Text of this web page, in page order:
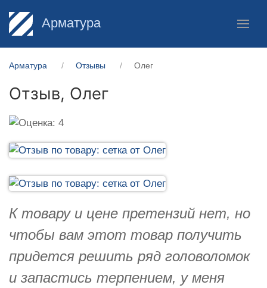
Арматура
Арматура Отзывы Олег
Отзыв, Олег
К товару и цене претензий нет, но
чтобы вам этот товар получить
придется решить ряд головоломок
и запастись терпением, у меня